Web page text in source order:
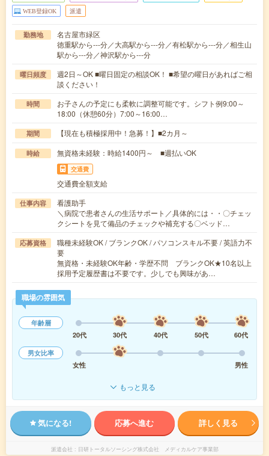
WEB登録OK 派遣
勤務地
名古屋市緑区
徳重駅から---分／大高駅から---分／有松駅から---分／相生山
駅から---分／神沢駅から---分
曜日頻度
週2日～OK ■曜日固定の相談OK！ ■希望の曜日があればご相
談ください！
時間
お子さんの予定にも柔軟に調整可能です。シフト例9:00～
18:00（休憩60分）7:00～16:00…
期間 【現在も積極採用中！急募！】■2カ月～
時給 無資格未経験：時給1400円～ ■週払いOK
交通費
交通費全額支給
仕事内容
看護助手
＼病院で患者さんの生活サポート／具体的には・・〇チェッ
クシートを見て備品のチェックや補充する〇ベッド…
応募資格
職種未経験OK / ブランクOK / パソコンスキル不要 / 英語力不
要
無資格・未経験OK年齢・学歴不問 ブランクOK★10名以上
採用予定履歴書は不要です。少しでも興味があ…
職場の雰囲気
年齢層
20代
30代 40代 50代
60代
男女比率
女性
男性
もっと見る
気になる! 応募へ進む 詳しく見る
派遣会社 日研トータルソーシング株式会社 メディカルケア事業部